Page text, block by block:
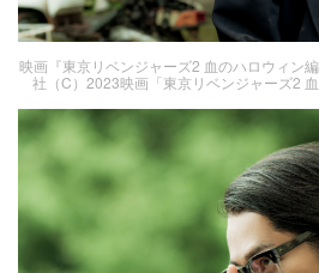
映画『東京リベンジャーズ2 血のハロウィン
社（C）2023映画「東京リベンジャーズ2